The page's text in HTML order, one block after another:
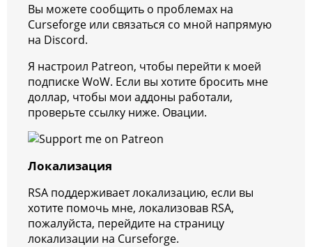
Вы можете сообщить о проблемах на
Curseforge или связаться со мной напрямую
на Discord.
Я настроил Patreon, чтобы перейти к моей
подписке WoW. Если вы хотите бросить мне
доллар, чтобы мои аддоны работали,
проверьте ссылку ниже. Овации.
Локализация
RSA поддерживает локализацию, если вы
хотите помочь мне, локализовав RSA,
пожалуйста, перейдите на страницу
локализации на Curseforge.